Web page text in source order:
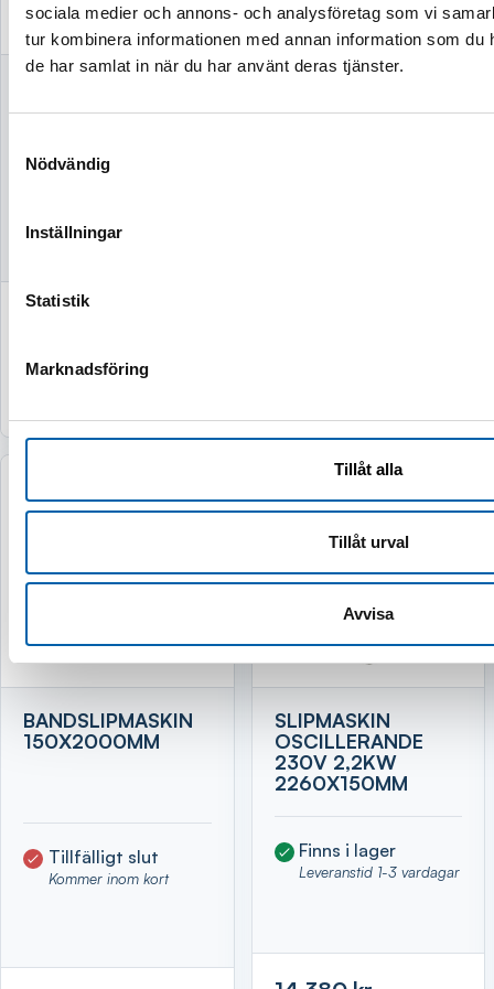
sociala medier och annons- och analysföretag som vi
tur kombinera informationen med annan information som du
de har samlat in när du har använt deras tjänster.
Nödvändig
Inställningar
Statistik
Marknadsföring
Tillåt alla
Tillåt urval
Avvisa
N 1015MM
Kommer inom kort
N RADIAL
BANDSLIPMASKIN
150X2000MM
Tillfälligt slut
Kommer inom kort
SLIPMASKIN
OSCILLERANDE
230V 2,2KW
2260X150MM
Finns i lager
Leveranstid 1-3 vardagar